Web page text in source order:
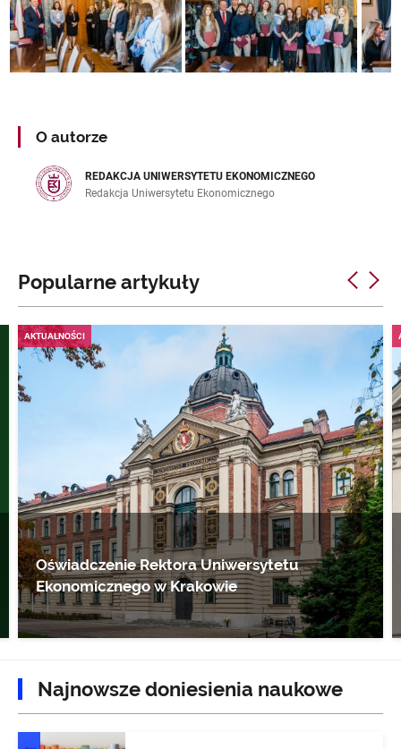
O autorze
REDAKCJA UNIWERSYTETU EKONOMICZNEGO
Redakcja Uniwersytetu Ekonomicznego
Popularne artykuły
AKTUALNOŚCI
Oświadczenie Rektora Uniwersytetu
Ekonomicznego w Krakowie
Najnowsze doniesienia naukowe
DONIESIENIA NAUKOWE